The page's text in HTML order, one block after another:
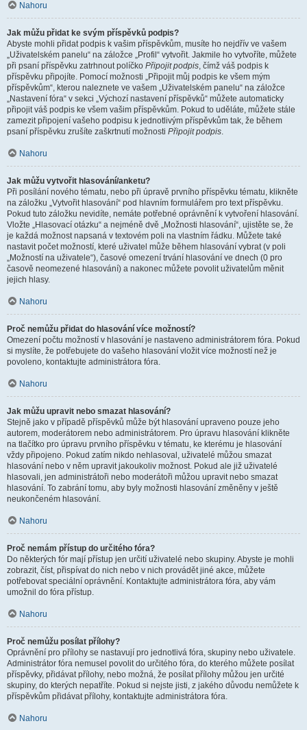
Nahoru
Jak můžu přidat ke svým příspěvků podpis?
Abyste mohli přidat podpis k vašim příspěvkům, musíte ho nejdřív ve vašem
„Uživatelském panelu“ na záložce „Profil“ vytvořit. Jakmile ho vytvoříte, můžete
při psaní příspěvku zatrhnout políčko Připojit podpis, čímž váš podpis k
příspěvku připojíte. Pomocí možnosti „Připojit můj podpis ke všem mým
příspěvkům“, kterou naleznete ve vašem „Uživatelském panelu“ na záložce
„Nastavení fóra“ v sekci „Výchozí nastavení příspěvků“ můžete automaticky
připojit váš podpis ke všem vašim příspěvkům. Pokud to uděláte, můžete stále
zamezit připojení vašeho podpisu k jednotlivým příspěvkům tak, že během
psaní příspěvku zrušíte zaškrtnutí možnosti Připojit podpis.
Nahoru
Jak můžu vytvořit hlasování/anketu?
Při posílání nového tématu, nebo při úpravě prvního příspěvku tématu, klikněte
na záložku „Vytvořit hlasování“ pod hlavním formulářem pro text příspěvku.
Pokud tuto záložku nevidíte, nemáte potřebné oprávnění k vytvoření hlasování.
Vložte „Hlasovací otázku“ a nejméně dvě „Možnosti hlasování“, ujistěte se, že
je každá možnost napsaná v textovém poli na vlastním řádku. Můžete také
nastavit počet možností, které uživatel může během hlasování vybrat (v poli
„Možností na uživatele“), časové omezení trvání hlasování ve dnech (0 pro
časově neomezené hlasování) a nakonec můžete povolit uživatelům měnit
jejich hlasy.
Nahoru
Proč nemůžu přidat do hlasování více možností?
Omezení počtu možností v hlasování je nastaveno administrátorem fóra. Pokud
si myslíte, že potřebujete do vašeho hlasování vložit více možností než je
povoleno, kontaktujte administrátora fóra.
Nahoru
Jak můžu upravit nebo smazat hlasování?
Stejně jako v případě příspěvků může být hlasování upraveno pouze jeho
autorem, moderátorem nebo administrátorem. Pro úpravu hlasování klikněte
na tlačítko pro úpravu prvního příspěvku v tématu, ke kterému je hlasování
vždy připojeno. Pokud zatím nikdo nehlasoval, uživatelé můžou smazat
hlasování nebo v něm upravit jakoukoliv možnost. Pokud ale již uživatelé
hlasovali, jen administrátoři nebo moderátoři můžou upravit nebo smazat
hlasování. To zabrání tomu, aby byly možnosti hlasování změněny v ještě
neukončeném hlasování.
Nahoru
Proč nemám přístup do určitého fóra?
Do některých fór mají přístup jen určití uživatelé nebo skupiny. Abyste je mohli
zobrazit, číst, přispívat do nich nebo v nich provádět jiné akce, můžete
potřebovat speciální oprávnění. Kontaktujte administrátora fóra, aby vám
umožnil do fóra přístup.
Nahoru
Proč nemůžu posílat přílohy?
Oprávnění pro přílohy se nastavují pro jednotlivá fóra, skupiny nebo uživatele.
Administrátor fóra nemusel povolit do určitého fóra, do kterého můžete posílat
příspěvky, přidávat přílohy, nebo možná, že posílat přílohy můžou jen určité
skupiny, do kterých nepatříte. Pokud si nejste jisti, z jakého důvodu nemůžete k
příspěvkům přidávat přílohy, kontaktujte administrátora fóra.
Nahoru